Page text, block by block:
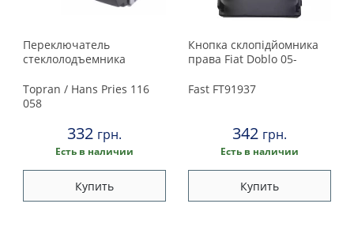
Переключатель
стеклолодъемника
Topran / Hans Pries 116
058
332 грн.
Есть в наличии
Купить
Кнопка склопідйомника
права Fiat Doblo 05-
Fast FT91937
342 грн.
Есть в наличии
Купить